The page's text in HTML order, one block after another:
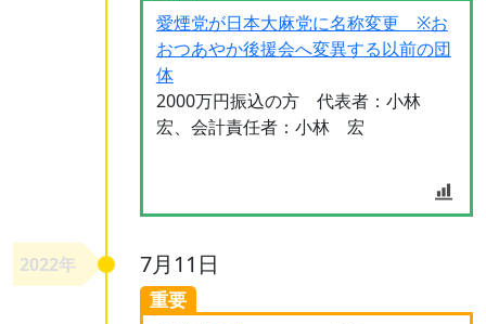
愛煙党が日本大麻党に名称変更 ※お
おつあやか後援会へ変異する以前の団
体
2000万円振込の方 代表者：小林
宏、会計責任者：小林 宏
2022年 7月11日
重要